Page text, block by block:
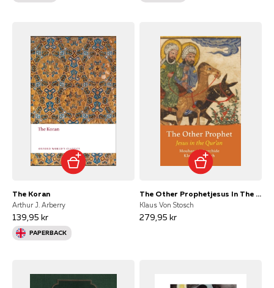
The Koran
Arthur J. Arberry
139,95 kr
PAPERBACK
The Other Prophetjesus In The Qur'An
Klaus Von Stosch
279,95 kr